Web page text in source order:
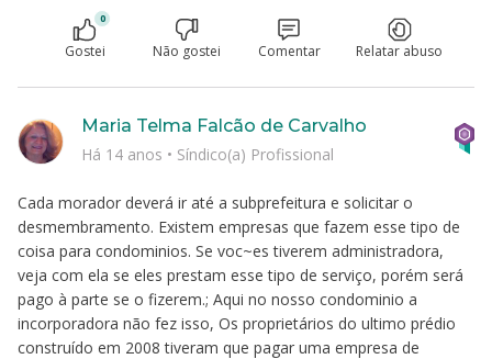
0
Gostei Não gostei Comentar Relatar abuso
Cada morador deverá ir até a subprefeitura e solicitar o
desmembramento. Existem empresas que fazem esse tipo de
coisa para condominios. Se voc~es tiverem administradora,
veja com ela se eles prestam esse tipo de serviço, porém será
pago à parte se o fizerem.; Aqui no nosso condominio a
incorporadora não fez isso, Os proprietários do ultimo prédio
construído em 2008 tiveram que pagar uma empresa de
Maria Telma Falcão de Carvalho
Há 14 anos • Síndico(a) Profissional